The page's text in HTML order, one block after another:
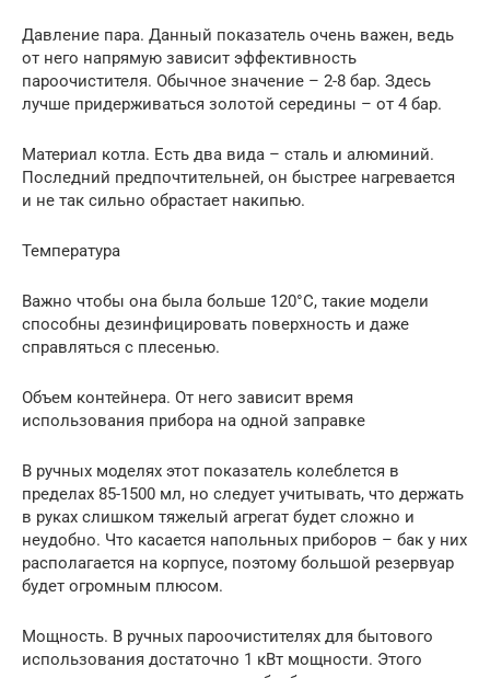
Давление пара. Данный показатель очень важен, ведь
от него напрямую зависит эффективность
пароочистителя. Обычное значение – 2-8 бар. Здесь
лучше придерживаться золотой середины – от 4 бар.
Материал котла. Есть два вида – сталь и алюминий.
Последний предпочтительней, он быстрее нагревается
и не так сильно обрастает накипью.
Температура
Важно чтобы она была больше 120°С, такие модели
способны дезинфицировать поверхность и даже
справляться с плесенью.
Объем контейнера. От него зависит время
использования прибора на одной заправке
В ручных моделях этот показатель колеблется в
пределах 85-1500 мл, но следует учитывать, что держать
в руках слишком тяжелый агрегат будет сложно и
неудобно. Что касается напольных приборов – бак у них
располагается на корпусе, поэтому большой резервуар
будет огромным плюсом.
Мощность. В ручных пароочистителях для бытового
использования достаточно 1 кВт мощности. Этого